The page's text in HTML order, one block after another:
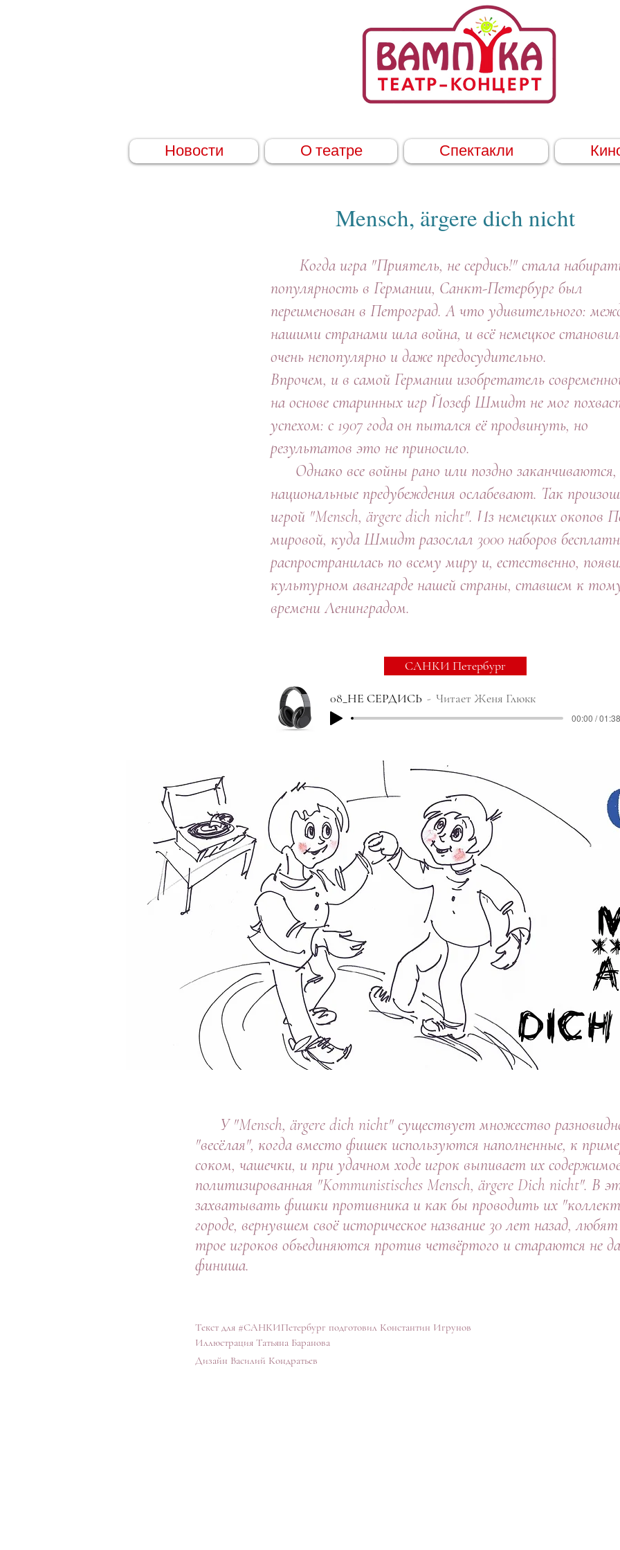
Новости О театре Спектакли
Mensch, ärgere dich nicht
Когда игра "Приятель, не сердись!" стала
популярность в Германии, Санкт-Петербург был
переименован в Петроград. А что удивительного:
нашими странами шла война, и всё немецкое
очень непопулярно и даже предосудительно.
Впрочем, и в самой Германии изобретатель
на основе старинных игр Йозеф Шмидт не мог
успехом: с 1907 года он пытался её продвинуть, но
результатов это не приносило.
Однако все войны рано или поздно
национальные предубеждения ослабевают. Так
игрой "Mensch, ärgere dich nicht". Из немецких окопов
мировой, куда Шмидт разослал 3000 наборов
распространилась по всему миру и, естественно,
культурном авангарде нашей страны, ставшем к
времени Ленинградом.
САНКИ Петербург
08_НЕ СЕРДИСЬ Читает Женя Глюкк
00:00 / 01:38
У "Mensch, ärgere dich nicht" существует множество
"весёлая", когда вместо фишек используются наполненные, к
соком, чашечки, и при удачном ходе игрок выпивает их
политизированная "Kommunistisches Mensch, ärgere Dich nicht". В
захватывать фишки противника и как бы проводить их
городе, вернувшем своё историческое название 30 лет назад,
трое игроков объединяются против четвёртого и стараются не
финиша.
Текст для #САНКИПетербург подготовил Константин Игрунов
Иллюстрация Татьяна Баранова
Дизайн Василий Кондратьев